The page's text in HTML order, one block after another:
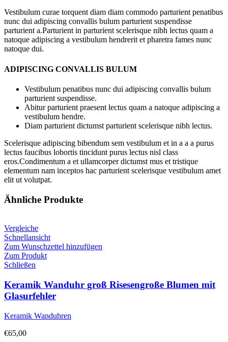
Vestibulum curae torquent diam diam commodo parturient penatibus
nunc dui adipiscing convallis bulum parturient suspendisse
parturient a.Parturient in parturient scelerisque nibh lectus quam a
natoque adipiscing a vestibulum hendrerit et pharetra fames nunc
natoque dui.
ADIPISCING CONVALLIS BULUM
Vestibulum penatibus nunc dui adipiscing convallis bulum
parturient suspendisse.
Abitur parturient praesent lectus quam a natoque adipiscing a
vestibulum hendre.
Diam parturient dictumst parturient scelerisque nibh lectus.
Scelerisque adipiscing bibendum sem vestibulum et in a a a purus
lectus faucibus lobortis tincidunt purus lectus nisl class
eros.Condimentum a et ullamcorper dictumst mus et tristique
elementum nam inceptos hac parturient scelerisque vestibulum amet
elit ut volutpat.
Ähnliche Produkte
Vergleiche
Schnellansicht
Zum Wunschzettel hinzufügen
Zum Produkt
Schließen
Keramik Wanduhr groß Risesengroße Blumen mit
Glasurfehler
Keramik Wanduhren
€65,00